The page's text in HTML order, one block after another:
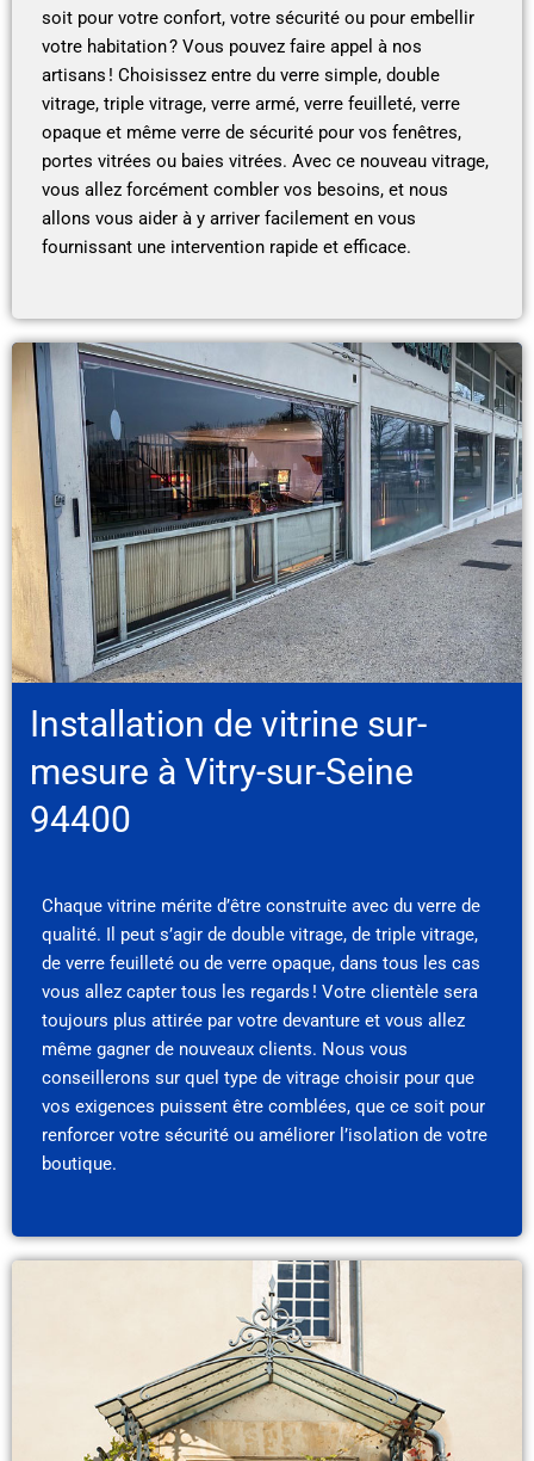
soit pour votre confort, votre sécurité ou pour embellir
votre habitation ? Vous pouvez faire appel à nos
artisans ! Choisissez entre du verre simple, double
vitrage, triple vitrage, verre armé, verre feuilleté, verre
opaque et même verre de sécurité pour vos fenêtres,
portes vitrées ou baies vitrées. Avec ce nouveau vitrage,
vous allez forcément combler vos besoins, et nous
allons vous aider à y arriver facilement en vous
fournissant une intervention rapide et efficace.
Installation de vitrine sur-
mesure à Vitry-sur-Seine
94400
Chaque vitrine mérite d’être construite avec du verre de
qualité. Il peut s’agir de double vitrage, de triple vitrage,
de verre feuilleté ou de verre opaque, dans tous les cas
vous allez capter tous les regards ! Votre clientèle sera
toujours plus attirée par votre devanture et vous allez
même gagner de nouveaux clients. Nous vous
conseillerons sur quel type de vitrage choisir pour que
vos exigences puissent être comblées, que ce soit pour
renforcer votre sécurité ou améliorer l’isolation de votre
boutique.